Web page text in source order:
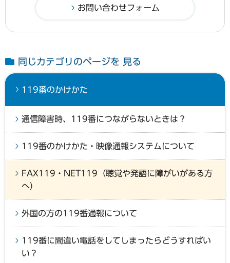
同じカテゴリのページを 見る
119番のかけかた
通信障害時、119番につながらないときは？
119番のかけかた・映像通報システムについて
FAX119・NET119（聴覚や発語に障がいがある方
へ）
外国の方の119番通報について
119番に間違い電話をしてしまったらどうすればい
い？